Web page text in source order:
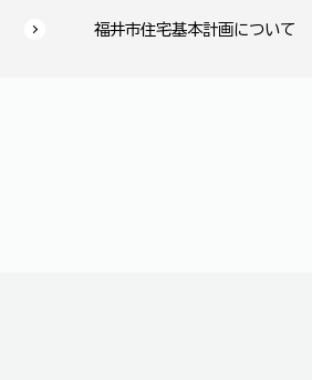
福井市住宅基本計画について